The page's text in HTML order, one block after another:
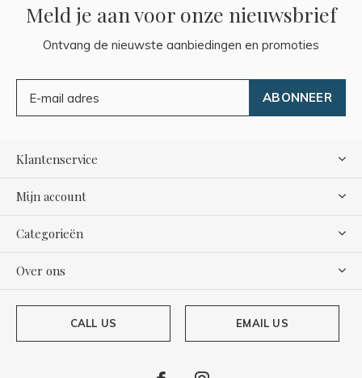
Meld je aan voor onze nieuwsbrief
Ontvang de nieuwste aanbiedingen en promoties
ABONNEER
Klantenservice
Mijn account
Categorieën
Over ons
CALL US EMAIL US